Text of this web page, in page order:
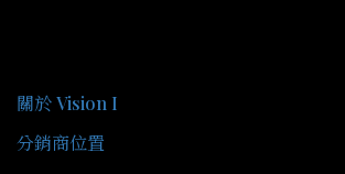
關於 Vision I
分銷商位置